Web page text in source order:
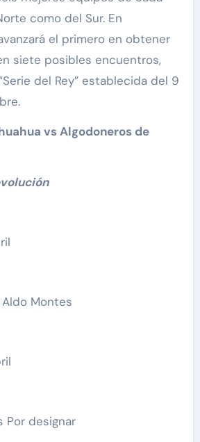
como del Sur. En
el primero en obtener
siete posibles encuentros,
del Rey” establecida del 9
vs Algodoneros de
Montes
Por designar